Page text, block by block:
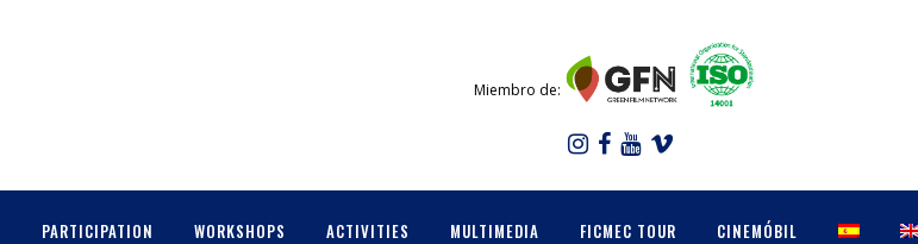
Miembro de:
PARTICIPATION WORKSHOPS ACTIVITIES MULTIMEDIA FICMEC TOUR CINEMÓBIL